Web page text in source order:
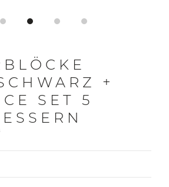
+
SET 5